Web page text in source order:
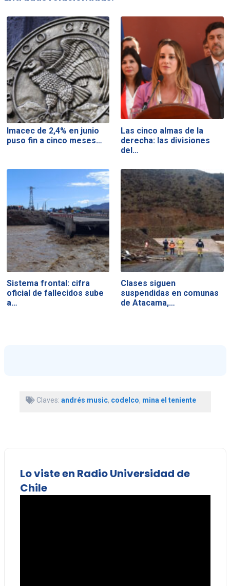
Imacec de 2,4% en junio
puso fin a cinco meses…
Las cinco almas de la
derecha: las divisiones
del…
Sistema frontal: cifra
oficial de fallecidos sube
a…
Clases siguen
suspendidas en comunas
de Atacama,…
Claves: andrés music, codelco, mina el teniente
Lo viste en Radio Universidad de
Chile